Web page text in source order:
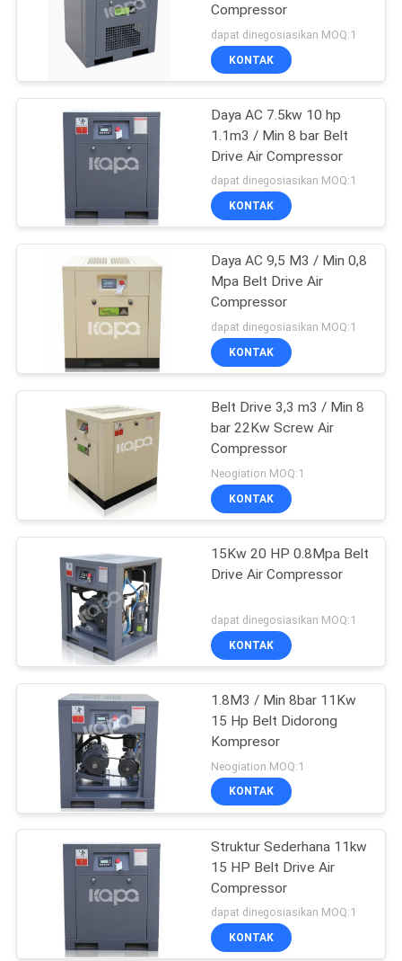
HUBUNGI
BERITA
SITEMAP
PRIVACY
POLICY
Kompresor Udara
Penggerak Belt
Kompresor Udara
Screw
79
Kompresor Udara
Sekrup Bebas
Minyak
33
Kompresor Udara
VSD
19
Kompresor Udara
Medis
Compressor
dapat dinegosiasikan MOQ:1
KONTAK
Daya AC 7.5kw 10 hp
1.1m3 / Min 8 bar Belt
Drive Air Compressor
dapat dinegosiasikan MOQ:1
KONTAK
Daya AC 9,5 M3 / Min 0,8
Mpa Belt Drive Air
Compressor
dapat dinegosiasikan MOQ:1
KONTAK
Belt Drive 3,3 m3 / Min 8
bar 22Kw Screw Air
Compressor
Neogiation MOQ:1
KONTAK
15Kw 20 HP 0.8Mpa Belt
Drive Air Compressor
dapat dinegosiasikan MOQ:1
KONTAK
1.8M3 / Min 8bar 11Kw
15 Hp Belt Didorong
Kompresor
Neogiation MOQ:1
KONTAK
Struktur Sederhana 11kw
15 HP Belt Drive Air
Compressor
dapat dinegosiasikan MOQ:1
KONTAK